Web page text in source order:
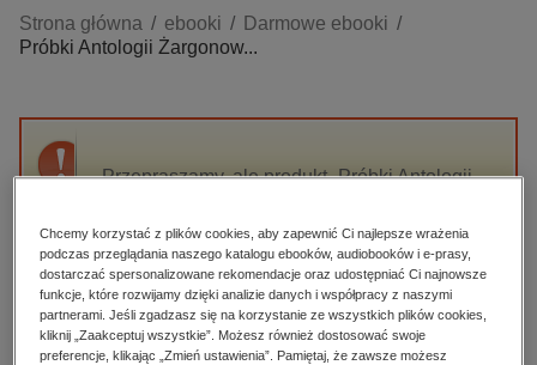
Kategorie
Zobacz wszystkie E-prasa
budownictwo, aranżacja wnętrz
darmowe wydania
edukacja
hobby, sport, rozrywka
komputery, internet, technologie, informatyka
Strona główna ebooki
Darmowe ebooki
Próbki Antologii Żargonow...
Przepraszamy, ale produkt „Próbki Antologii
High-contrast mode
Polecane
Chcemy korzystać z plików cookies, aby zapewnić Ci najlepsze wrażenia
podczas przeglądania naszego katalogu ebooków, audiobooków i e-prasy,
dostarczać spersonalizowane rekomendacje oraz udostępniać Ci najnowsze
funkcje, które rozwijamy dzięki analizie danych i współpracy z naszymi
partnerami. Jeśli zgadzasz się na korzystanie ze wszystkich plików cookies,
kliknij „Zaakceptuj wszystkie”. Możesz również dostosować swoje
preferencje, klikając „Zmień ustawienia”. Pamiętaj, że zawsze możesz